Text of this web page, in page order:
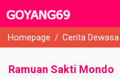
Homepage / Cerita Dewasa
Ramuan Sakti Mondo